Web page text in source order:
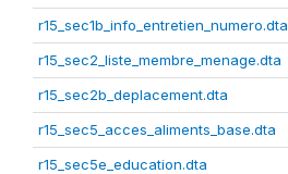
r15_sec1b_info_entretien_numero.dta
r15_sec2_liste_membre_menage.dta
r15_sec2b_deplacement.dta
r15_sec5_acces_aliments_base.dta
r15_sec5e_education.dta